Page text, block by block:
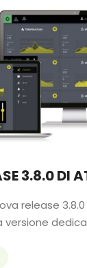
3.8.0 DI
release
versione